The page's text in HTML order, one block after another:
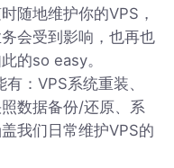
随地维护你的VPS，
会受到影响，也再也
的so easy。
：VPS系统重装、
数据备份/还原、系
我们日常维护VPS的